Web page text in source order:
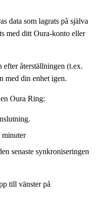
data som lagrats på själva
med ditt Oura-konto eller
efter återställningen (t.ex.
med din enhet igen.
Oura Ring:
minuter
senaste synkroniseringen
till vänster på